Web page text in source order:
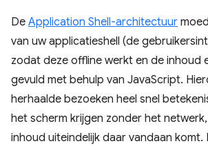
De Application Shell-architectuur
van uw applicatieshell (de
zodat deze offline werkt en de inhoud
gevuld met behulp van JavaScript.
herhaalde bezoeken heel snel
het scherm krijgen zonder het
inhoud uiteindelijk daar vandaan